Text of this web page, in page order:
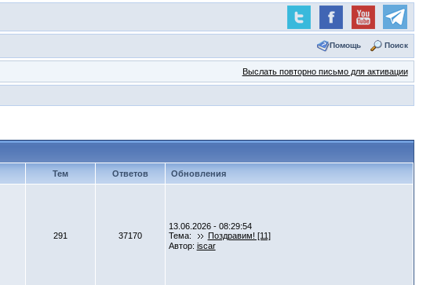
Помощь Поиск
Выслать повторно письмо для активации
Тем Ответов
Обновления
291 37170
13.06.2026 - 08:29:54
Тема:
Поздравим! [11]
Автор: iscar